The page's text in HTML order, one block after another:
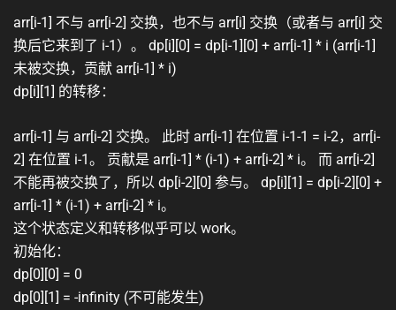
arr[i-1] 不与 arr[i-2] 交换，也不与 arr[i] 交换（或者与 arr[i] 交
换后它来到了 i-1）。 dp[i][0] = dp[i-1][0] + arr[i-1] * i (arr[i-1]
未被交换，贡献 arr[i-1] * i)
dp[i][1] 的转移：
arr[i-1] 与 arr[i-2] 交换。 此时 arr[i-1] 在位置 i-1-1 = i-2，arr[i-
2] 在位置 i-1。 贡献是 arr[i-1] * (i-1) + arr[i-2] * i。 而 arr[i-2]
不能再被交换了，所以 dp[i-2][0] 参与。 dp[i][1] = dp[i-2][0] +
arr[i-1] * (i-1) + arr[i-2] * i。
这个状态定义和转移似乎可以 work。
初始化：
dp[0][0] = 0
dp[0][1] = -infinity (不可能发生)